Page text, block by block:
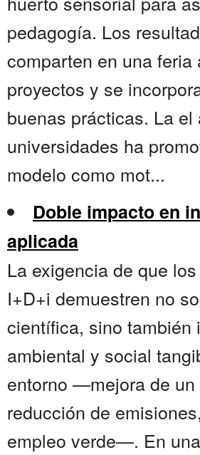
pedagogía. Los
comparten en una feria
proyectos y se
buenas prácticas. La el
universidades ha
modelo como mot...
Doble impacto en
aplicada
La exigencia de que
I+D+i demuestren no
científica, sino también
ambiental y social
entorno —mejora de un
reducción de
empleo verde—. En